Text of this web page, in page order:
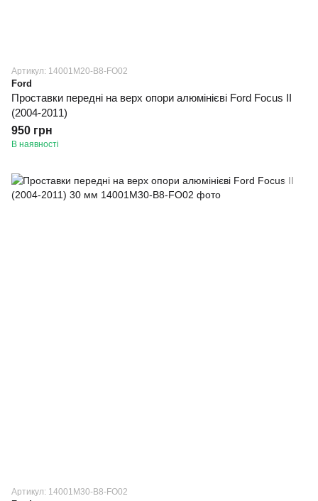
Артикул: 14001M20-B8-FO02
Ford
Проставки передні на верх опори алюмінієві Ford Focus II
(2004-2011)
950 грн
В наявності
Артикул: 14001M30-B8-FO02